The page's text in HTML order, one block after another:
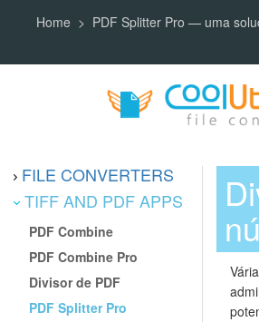
Home PDF Splitter Pro — uma
FILE CONVERTERS
TIFF AND PDF APPS
PDF Combine
PDF Combine Pro
Divisor de PDF
PDF Splitter Pro